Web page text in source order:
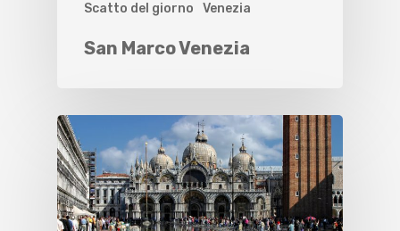
Scatto del giorno Venezia
San Marco Venezia